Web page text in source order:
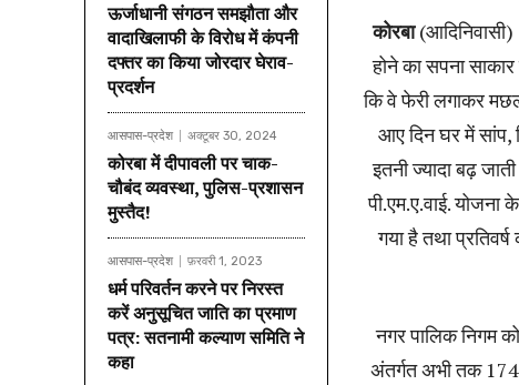
ऊर्जाधानी संगठन समझौता और
वादाखिलाफी के विरोध में कंपनी
दफ्तर का किया जोरदार घेराव-
प्रदर्शन
आसपास-प्रदेश अक्टूबर 30, 2024
कोरबा में दीपावली पर चाक-
चौबंद व्यवस्था, पुलिस-प्रशासन
मुस्तैद!
आसपास-प्रदेश फ़रवरी 1, 2023
धर्म परिवर्तन करने पर निरस्त
करें अनुसूचित जाति का प्रमाण
पत्र: सतनामी कल्याण समिति ने
कहा
कोरबा
होने का सपना
कि वे फेरी लगाकर
आए दिन घर में सांप,
इतनी ज्यादा बढ़
पी.एम.ए.वाई. योजना
गया है तथा
नगर पालिक निगम
अंतर्गत अभी तक